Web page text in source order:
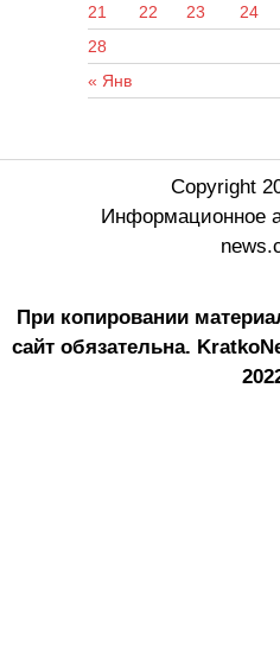
« Янв
21
22 23 24
28
Copyright
Информационное
При копировании
сайт обязательна.